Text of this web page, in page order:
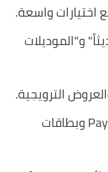
واسعة.
و"الموديلات
الترويجية.
دعم طرق دفع متعددة مثل PayPal وبطاقات